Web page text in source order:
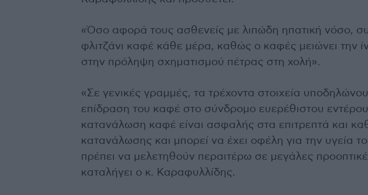
«Όσο αφορά τους ασθενείς με λιπώδη ηπατική νόσο,
φλιτζάνι καφέ κάθε μέρα, καθώς ο καφές μειώνει την
στην πρόληψη σχηματισμού πέτρας στη χολή».
«Σε γενικές γραμμές, τα τρέχοντα στοιχεία
επίδραση του καφέ στο σύνδρομο ευερέθιστου εντέρου
κατανάλωση καφέ είναι ασφαλής στα επιτρεπτά και
κατανάλωσης και μπορεί να έχει οφέλη για την υγεία
πρέπει να μελετηθούν περαιτέρω σε μεγάλες
καταλήγει ο κ. Καραφυλλίδης.